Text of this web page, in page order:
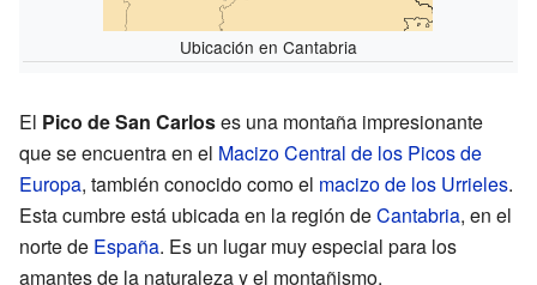
Ubicación en Cantabria
El Pico de San Carloses una montaña impresionante
que se encuentra en el Macizo Central de los Picos de
Europa, también conocido como el macizo de los Urrieles.
Esta cumbre está ubicada en la región deCantabria, en el
norte de España. Es un lugar muy especial para los
amantes de la naturaleza y el montañismo.